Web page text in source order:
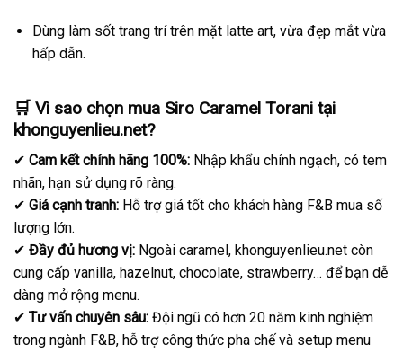
Dùng làm sốt trang trí trên mặt latte art, vừa đẹp mắt vừa
hấp dẫn.
🛒 Vì sao chọn mua Siro Caramel Torani tại
khonguyenlieu.net?
✔ Cam kết chính hãng 100%: Nhập khẩu chính ngạch, có tem
nhãn, hạn sử dụng rõ ràng.
✔ Giá cạnh tranh: Hỗ trợ giá tốt cho khách hàng F&B mua số
lượng lớn.
✔ Đầy đủ hương vị: Ngoài caramel, khonguyenlieu.net còn
cung cấp vanilla, hazelnut, chocolate, strawberry… để bạn dễ
dàng mở rộng menu.
✔ Tư vấn chuyên sâu: Đội ngũ có hơn 20 năm kinh nghiệm
trong ngành F&B, hỗ trợ công thức pha chế và setup menu